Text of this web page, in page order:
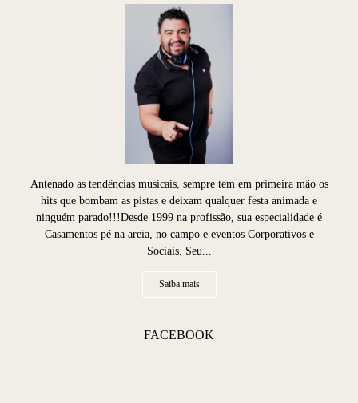
Antenado as tendências musicais, sempre tem em primeira mão os
hits que bombam as pistas e deixam qualquer festa animada e
ninguém parado!!!Desde 1999 na profissão, sua especialidade é
Casamentos pé na areia, no campo e eventos Corporativos e
Sociais. Seu...
Saiba mais
FACEBOOK